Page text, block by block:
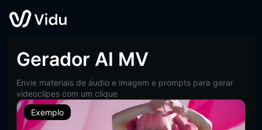
Gerador AI MV
Envie materiais de áudio e imagem e prompts para gerar
videoclipes com um clique
Exemplo